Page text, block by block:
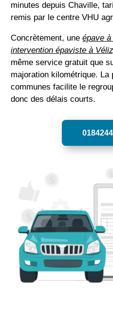
minutes depuis Chaville,
remis par le centre VHU
Concrètement, uneépave
intervention épaviste à
même service gratuit que
majoration kilométrique. La
communes facilite le
donc des délais courts.